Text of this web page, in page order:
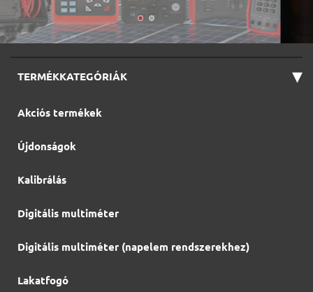
TERMÉKKATEGÓRIÁK ▾
Akciós termékek
Újdonságok
Kalibrálás
Digitális multiméter
Digitális multiméter (napelem rendszerekhez)
Lakatfogó